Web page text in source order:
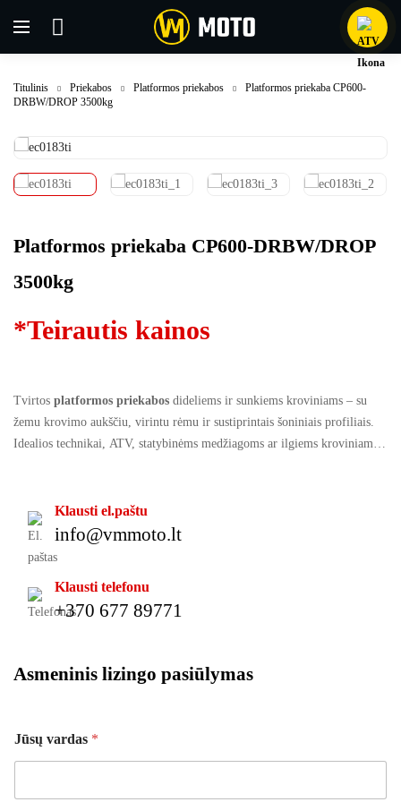
Titulinis Priekabos Platformos priekabos
Platformos priekaba CP600-
DRBW/DROP 3500kg
Platformos priekaba CP600-DRBW/DROP
3500kg
*Teirautis kainos
Tvirtos platformos priekabos dideliems ir sunkiems kroviniams – su
žemu krovimo aukščiu, virintu rėmu ir sustiprintais šoniniais profiliais.
Idealios technikai, ATV, statybinėms medžiagoms ar ilgiems kroviniams
Klausti el.paštu
info@vmmoto.lt
Klausti telefonu
+370 677 89771
Asmeninis lizingo pasiūlymas
Jūsų vardas *